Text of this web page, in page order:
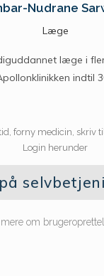
Nudrane
Læge
læge i
indtil
forny medicin, skriv
Login herunder
om